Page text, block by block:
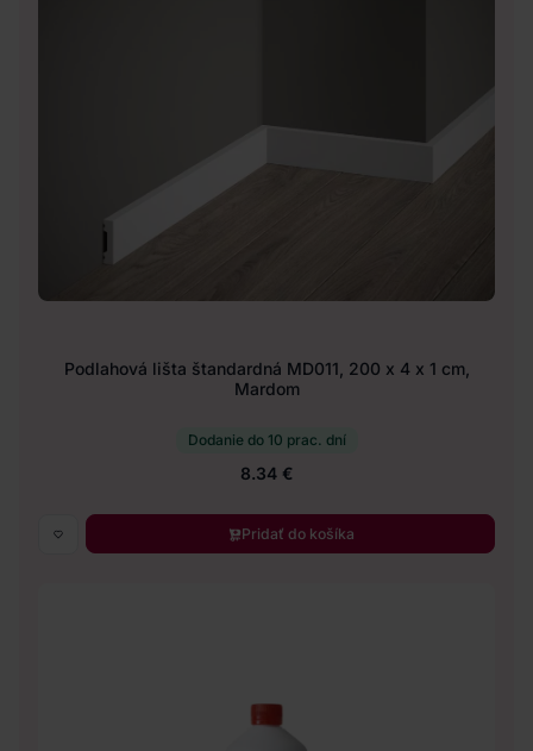
Podlahová lišta štandardná MD011, 200 x 4 x 1 cm,
Mardom
Dodanie do 10 prac. dní
8.34 €
Pridať do košíka